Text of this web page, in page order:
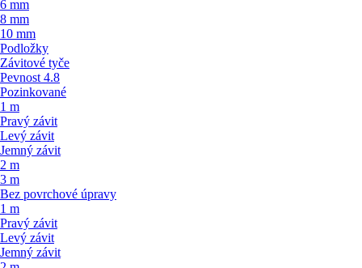
6 mm
8 mm
10 mm
Podložky
Závitové tyče
Pevnost 4.8
Pozinkované
1 m
Pravý závit
Levý závit
Jemný závit
2 m
3 m
Bez povrchové úpravy
1 m
Pravý závit
Levý závit
Jemný závit